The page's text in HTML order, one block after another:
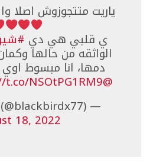
ياريت متتجوزوش اصلا
ي قلبي هي دي
الواثقه من حالها
دمها، انا مبسوط اوي
@sherine
NSOtPG1RM9
— black bird.7 (@blackbirdx77)
18, 2022